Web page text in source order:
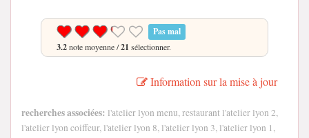
Pas mal
3.2note moyenne /21 sélectionner.
Information sur la mise à jour
recherches associées: l'atelier lyon menu, restaurant l'atelier lyon 2,
l'atelier lyon coiffeur, l'atelier lyon 8, l'atelier lyon 3, l'atelier lyon 1,